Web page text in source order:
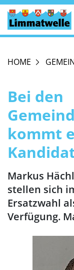
HOME
Bei den
kommt
Markus
stellen sich
Ersatzwahl
Verfügung.